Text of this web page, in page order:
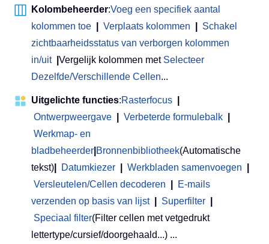
Kolombeheerder:Voeg een specifiek aantal
kolommen toe
Verplaats kolommen
Schakel
zichtbaarheidsstatus van verborgen kolommen
in/uit
Vergelijk kolommen met Selecteer
Dezelfde/Verschillende Cellen...
Uitgelichte functies:Rasterfocus
Ontwerpweergave
Verbeterde formulebalk
Werkmap- en
bladbeheerder Bronnenbibliotheek(Automatische
tekst)
Datumkiezer Werkbladen samenvoegen
Versleutelen/Cellen decoderen
E-mails
verzenden op basis van lijst
Superfilter
Speciaal filter(Filter cellen met vetgedrukt
lettertype/cursief/doorgehaald...) ...